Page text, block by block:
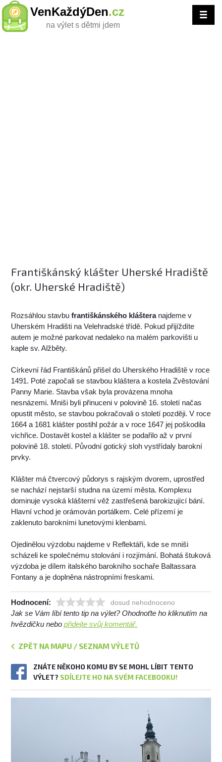
VenKaždýDen.cz
na výlet s dětmi jdem
Františkánský klášter Uherské Hradiště
(okr. Uherské Hradiště)
Rozsáhlou stavbufrantiškánského klášteranajdeme v
Uherském Hradišti na Velehradské třídě. Pokud přijíždíte
autem je možné parkovat nedaleko na malém parkovišti u
kaple sv. Alžběty.
Církevní řád Františkánů přišel do Uherského Hradiště v roce
1491. Poté započali se stavbou kláštera a kostela Zvěstování
Panny Marie. Stavba však byla provázena mnoha
nesnázemi. Mniši byli přinuceni v polovině 16. století načas
opustit město, se stavbou pokračovali o století později. V roce
1664 a 1681 klášter postihl požár a v roce 1647 jej poškodila
vichřice. Dostavět kostel a klášter se podařilo až v první
polovině 18. století. Původní gotický sloh vystřídaly barokní
prvky.
Klášter má čtvercový půdorys s rajským dvorem, uprostřed
se nachází nejstarší studna na území města. Komplexu
dominuje vysoká klášterní věž zastřešená barokizující bání.
Hlavní vchod je orámován portálkem. Celé přízemí je
zaklenuto barokními lunetovými klenbami.
Ojedinělou výzdobu najdeme v Reflektáři, kde se mniši
scházeli ke společnému stolování i rozjímání. Bohatá štuková
výzdoba je dílem italského barokního sochaře Baltassara
Fontany a je doplněna nástropními freskami.
Hodnocení: dosud nehodnoceno
Jak se Vám líbí tento tip na výlet? Ohodnoťte ho kliknutím na
hvězdičku nebopřidejte svůj komentář.
ZPĚT NA MAPU / SEZNAM VÝLETŮ
ZNÁTE NĚKOHO KOMU BY SE MOHL LÍBIT TENTO
VÝLET? SDÍLEJTE HO NA SVÉM FACEBOOKU!